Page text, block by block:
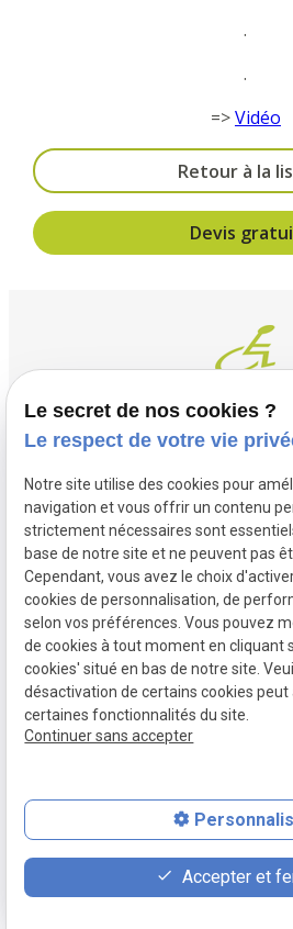
.
.
=>Vidéo
Retour à la
Devis
Contact
03 20 32 97 37
flandremedical@gmail.com
Lundi - Vendredi
09:00 - 12:00 et 14:00 - 18:30
Mentions
Politique de
place
Plan d'accès
feed
Devis
Le secret de nos cookies ?
Le respect de votre vie
Notre site utilise des cookies pour
navigation et vous offrir un contenu
strictement nécessaires sont
base de notre site et ne peuvent pas
Cependant, vous avez le choix
cookies de personnalisation, de
selon vos préférences. Vous pouvez
de cookies à tout moment en cliquant
cookies' situé en bas de notre site.
désactivation de certains cookies
certaines fonctionnalités du site.
Continuer sans accepter
Accepter et